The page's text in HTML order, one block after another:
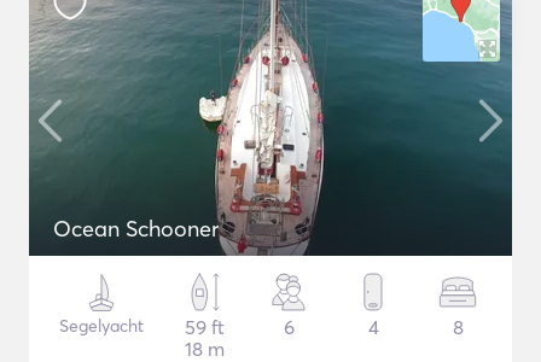
Ocean Schooner
Segelyacht
59 ft
18 m
6 4 8